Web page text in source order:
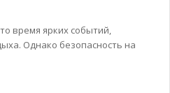
время ярких событий,
Однако безопасность на